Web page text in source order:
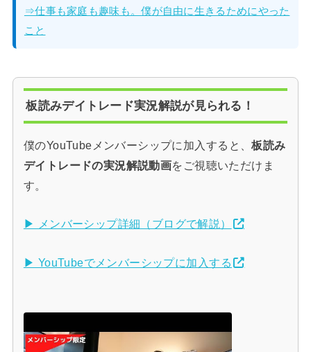
⇒仕事も家庭も趣味も。僕が自由に生きるためにやった
こと
板読みデイトレード実況解説が見られる！
僕のYouTubeメンバーシップに加入すると、板読み
デイトレードの実況解説動画をご視聴いただけま
す。
▶ メンバーシップ詳細（ブログで解説）
▶ YouTubeでメンバーシップに加入する